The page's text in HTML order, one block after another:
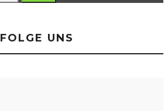
FOLGE UNS